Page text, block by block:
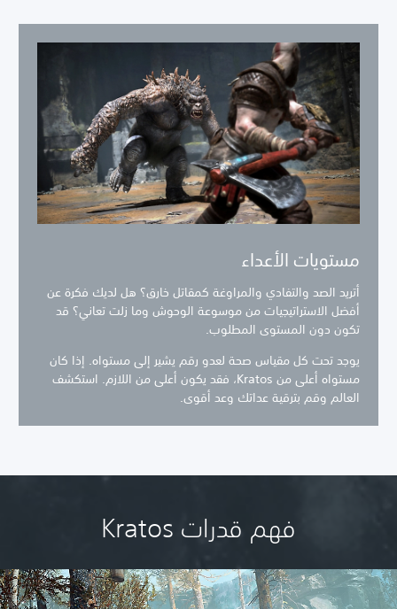
مستويات الأعداء
أتريد الصد والتفادي والمراوغة كمقاتل خارق؟ هل لديك فكرة عن
أفضل الاستراتيجيات من موسوعة الوحوش وما زلت تعاني؟ قد
تكون دون المستوى المطلوب.
يوجد تحت كل مقياس صحة لعدو رقم يشير إلى مستواه. إذا كان
مستواه أعلى من Kratos، فقد يكون أعلى من اللازم. استكشف
العالم وقم بترقية عداتك وعد أقوى.
فهم قدرات Kratos